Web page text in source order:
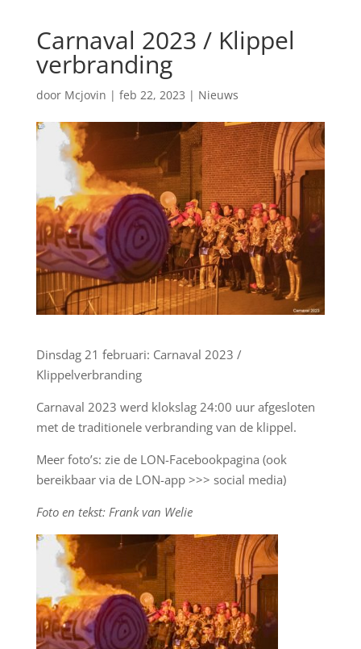
Carnaval 2023 / Klippel
verbranding
door Mcjovin | feb 22, 2023 | Nieuws
Dinsdag 21 februari: Carnaval 2023 /
Klippelverbranding
Carnaval 2023 werd klokslag 24:00 uur afgesloten
met de traditionele verbranding van de klippel.
Meer foto’s: zie de LON-Facebookpagina (ook
bereikbaar via de LON-app >>> social media)
Foto en tekst: Frank van Welie